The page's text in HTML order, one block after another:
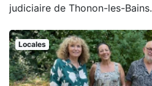
judiciaire de Thonon-les-Bains.
Locales